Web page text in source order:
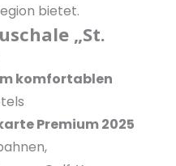
bietet.
„St.
komfortablen
Premium 2025